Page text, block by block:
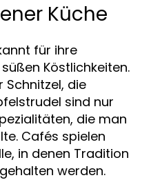
Küche
für ihre
Köstlichkeiten.
Schnitzel, die
sind nur
die man
Cafés spielen
in denen Tradition
werden.